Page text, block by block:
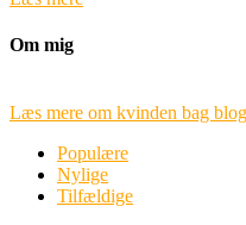
Om mig
Læs mere om kvinden bag
Populære
Nylige
Tilfældige